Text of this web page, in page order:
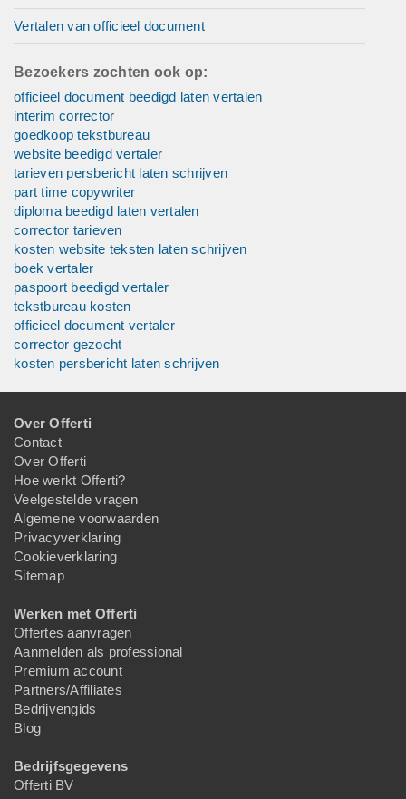
Vertalen van officieel document
Bezoekers zochten ook op:
officieel document beedigd laten vertalen
interim corrector
goedkoop tekstbureau
website beedigd vertaler
tarieven persbericht laten schrijven
part time copywriter
diploma beedigd laten vertalen
corrector tarieven
kosten website teksten laten schrijven
boek vertaler
paspoort beedigd vertaler
tekstbureau kosten
officieel document vertaler
corrector gezocht
kosten persbericht laten schrijven
Over Offerti
Contact
Over Offerti
Hoe werkt Offerti?
Veelgestelde vragen
Algemene voorwaarden
Privacyverklaring
Cookieverklaring
Sitemap
Werken met Offerti
Offertes aanvragen
Aanmelden als professional
Premium account
Partners/Affiliates
Bedrijvengids
Blog
Bedrijfsgegevens
Offerti BV